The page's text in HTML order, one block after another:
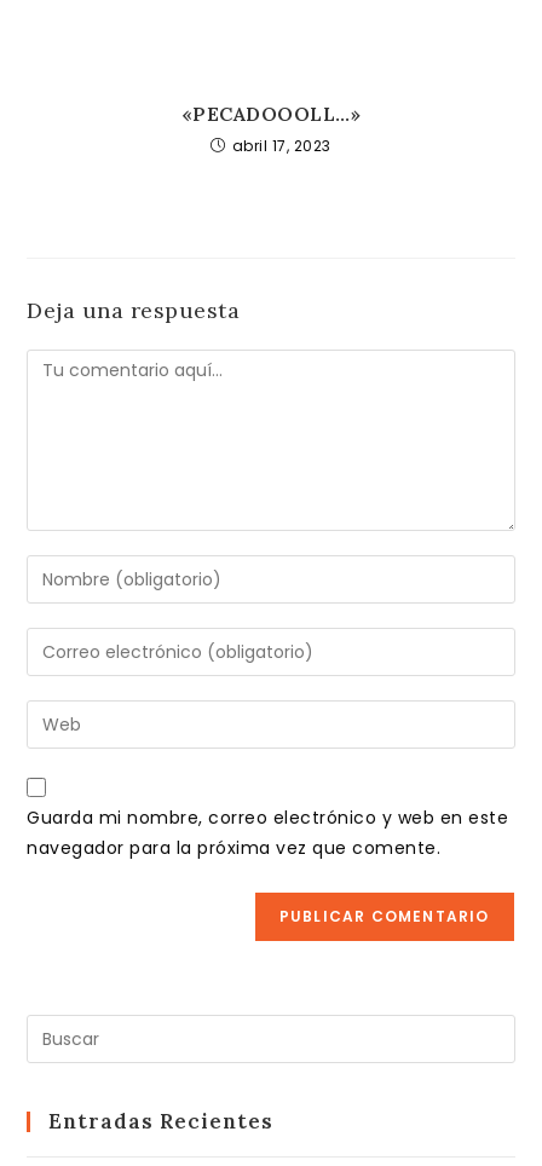
«PECADOOOLL…»
abril 17, 2023
Deja una respuesta
Comentario
Introduce
tu
nombre
de
usuario
para
comentar
Introduce
tu
dirección
de
electrónico
para
comentar
Introduce
la
URL
de
Guarda mi nombre, correo electrónico y web en este
navegador para la próxima vez que comente.
Entradas Recientes